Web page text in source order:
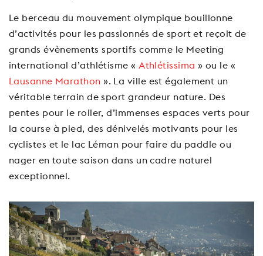
Le berceau du mouvement olympique bouillonne
d’activités pour les passionnés de sport et reçoit de
grands évènements sportifs comme le Meeting
international d’athlétisme «Athlétissima » ou le «
Lausanne Marathon ». La ville est également un
véritable terrain de sport grandeur nature. Des
pentes pour le roller, d’immenses espaces verts pour
la course à pied, des dénivelés motivants pour les
cyclistes et le lac Léman pour faire du paddle ou
nager en toute saison dans un cadre naturel
exceptionnel.